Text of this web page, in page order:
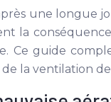
une longue
la
Ce guide
la ventilation